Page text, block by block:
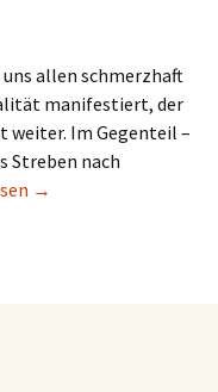
allen schmerzhaft
manifestiert, der
weiter. Im Gegenteil –
Streben nach
→